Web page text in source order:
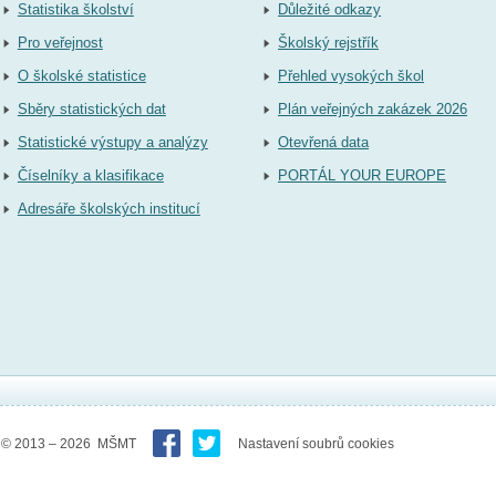
Statistika školství
Pro veřejnost
O školské statistice
Sběry statistických dat
Statistické výstupy a analýzy
Číselníky a klasifikace
Adresáře školských institucí
Důležité odkazy
Školský rejstřík
Přehled vysokých škol
Plán veřejných zakázek 2026
Otevřená data
PORTÁL YOUR EUROPE
© 2013 – 2026 MŠMT Nastavení soubrů cookies